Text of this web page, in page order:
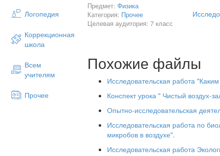
Логопедия
Коррекционная
школа
Всем
учителям
Прочее
люди не задумаются о чистоте
1. Что такое атмосфера. Свойства
2. Эволюция атмосферы Земли.
3. Антропогенные загрязнители
4. Масштабы экологического
воздух чистым.
Предмет:Физика
Категория: Прочее
Целевая аудитория: 7 класс
Похожие файлы
Исследовательская работа
Конспект урока " Чистый воздух-
Опытно-исследовательская
Исследовательская работа по
микробов в воздухе".
Исследовательская работа